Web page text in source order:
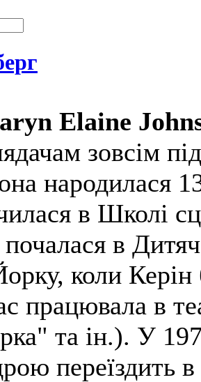
Elaine
зовсім
народилася
в Школі
почалася в
коли Керін
працювала в
та ін.). У
переїздить